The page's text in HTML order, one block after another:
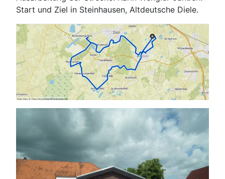
Start und Ziel in Steinhausen, Altdeutsche Diele.